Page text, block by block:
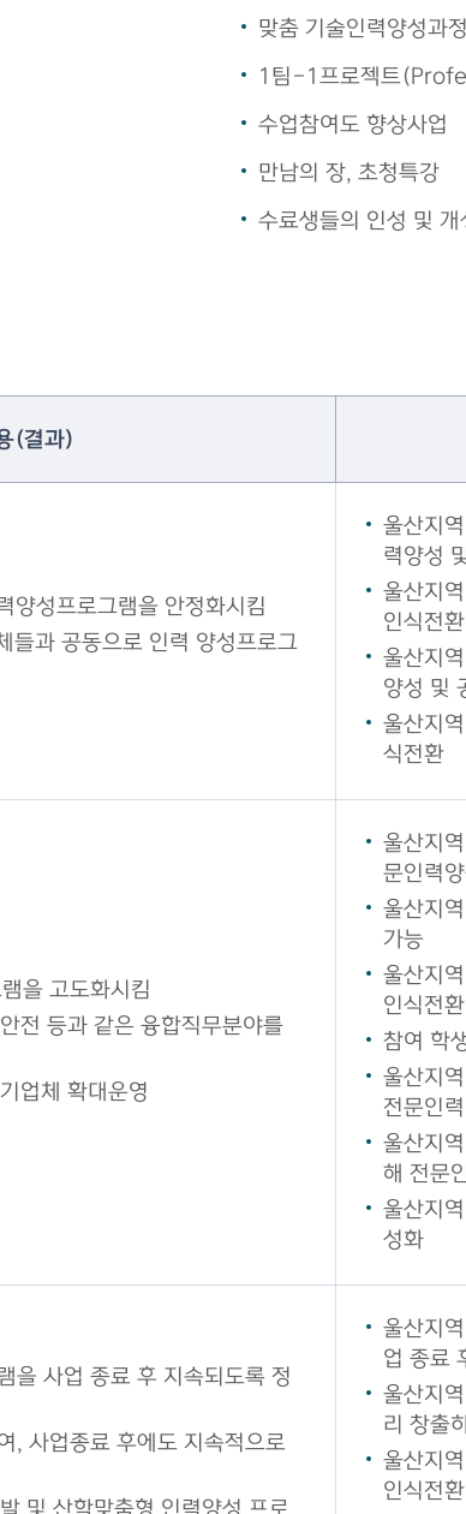
맞춤 기술인력양성과
1팀-1프로젝트
수업참여도 향상사업
만남의 장, 초청특강
수료생들의 인성 및 개
(결과)
양성프로그램을 안정화시킴
들과 공동으로 인력 양성프로그
울산지
력양성
울산지
인식전환
울산지
양성 및
울산지
식전환
을 고도화시킴
전 등과 같은 융합직무분야를
업체 확대운영
울산지
문인력
울산지
가능
울산지
인식전환
참여 학
울산지
전문인
울산지
해 전문
울산지
성화
을 사업 종료 후 지속되도록 정
, 사업종료 후에도 지속적으로
울산지
업 종료
울산지
리 창출
울산지
인식전환